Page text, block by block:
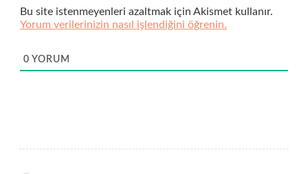
Bu site istenmeyenleri azaltmak için Akismet kullanır.
Yorum verilerinizin nasıl işlendiğini öğrenin.
0 YORUM